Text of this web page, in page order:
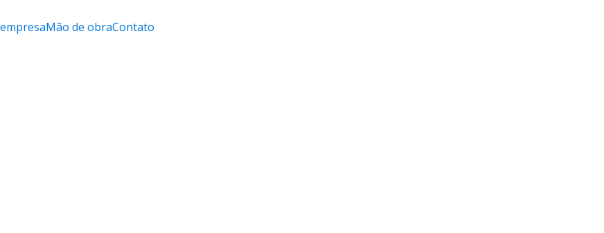
Mão de obraContato